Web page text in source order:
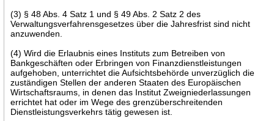
(3) § 48 Abs. 4 Satz 1 und § 49 Abs. 2 Satz 2 des
Verwaltungsverfahrensgesetzes über die Jahresfrist sind nicht
anzuwenden.
(4) Wird die Erlaubnis eines Instituts zum Betreiben von
Bankgeschäften oder Erbringen von Finanzdienstleistungen
aufgehoben, unterrichtet die Aufsichtsbehörde unverzüglich die
zuständigen Stellen der anderen Staaten des Europäischen
Wirtschaftsraums, in denen das Institut Zweigniederlassungen
errichtet hat oder im Wege des grenzüberschreitenden
Dienstleistungsverkehrs tätig gewesen ist.